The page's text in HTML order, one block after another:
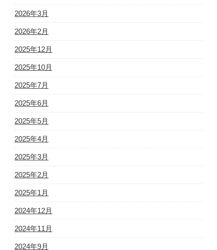
2026年3月
2026年2月
2025年12月
2025年10月
2025年7月
2025年6月
2025年5月
2025年4月
2025年3月
2025年2月
2025年1月
2024年12月
2024年11月
2024年9月